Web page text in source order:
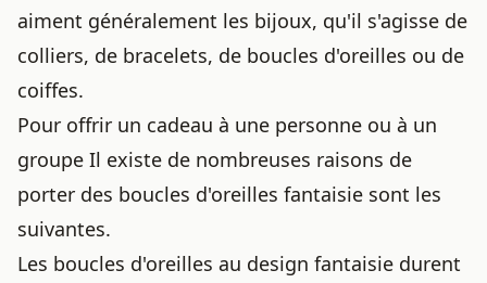
aiment généralement les bijoux, qu'il s'agisse de
colliers, de bracelets, de boucles d'oreilles ou de
coiffes.
Pour offrir un cadeau à une personne ou à un
groupe Il existe de nombreuses raisons de
porter des boucles d'oreilles fantaisie sont les
suivantes.
Les boucles d'oreilles au design fantaisie durent